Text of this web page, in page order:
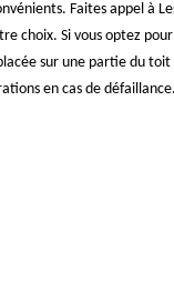
Faites appel à
choix. Si vous optez
sur une partie du toit
en cas de